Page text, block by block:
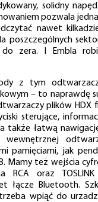
solidny napęd
pozwala
nawet
poszczególnych
do zera. I Embla
z tym
– to naprawdę
plików HDX
sterujące,
a także łatwą
wewnętrznej
pamięciami, jak
Mamy też wejścia
RCA oraz
łącze Bluetooth.
wpiąć do